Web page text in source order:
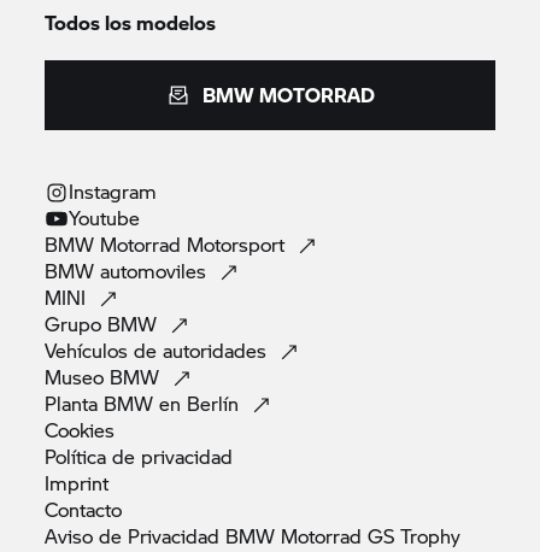
Todos los modelos
BMW MOTORRAD
Instagram
Youtube
BMW Motorrad Motorsport
BMWautomoviles
MINI
Grupo BMW
Vehículos deautoridades
Museo BMW
Planta BMW en Berlín
Cookies
Política de privacidad
Imprint
Contacto
Aviso de Privacidad BMW Motorrad GSTrophy